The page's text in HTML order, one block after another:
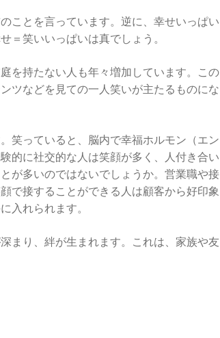
ことを言っています。逆に、幸せいっぱい
＝笑いいっぱいは真でしょう。
を持たない人も年々増加しています。この
ツなどを見ての一人笑いが主たるものにな
笑っていると、脳内で幸福ホルモン（エン
的に社交的な人は笑顔が多く、人付き合い
が多いのではないでしょうか。営業職や接
で接することができる人は顧客から好印象
入れられます。
まり、絆が生まれます。これは、家族や友